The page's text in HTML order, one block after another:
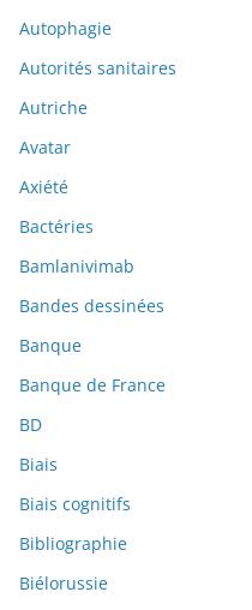
Autophagie
Autorités sanitaires
Autriche
Avatar
Axiété
Bactéries
Bamlanivimab
Bandes dessinées
Banque
Banque de France
BD
Biais
Biais cognitifs
Bibliographie
Biélorussie